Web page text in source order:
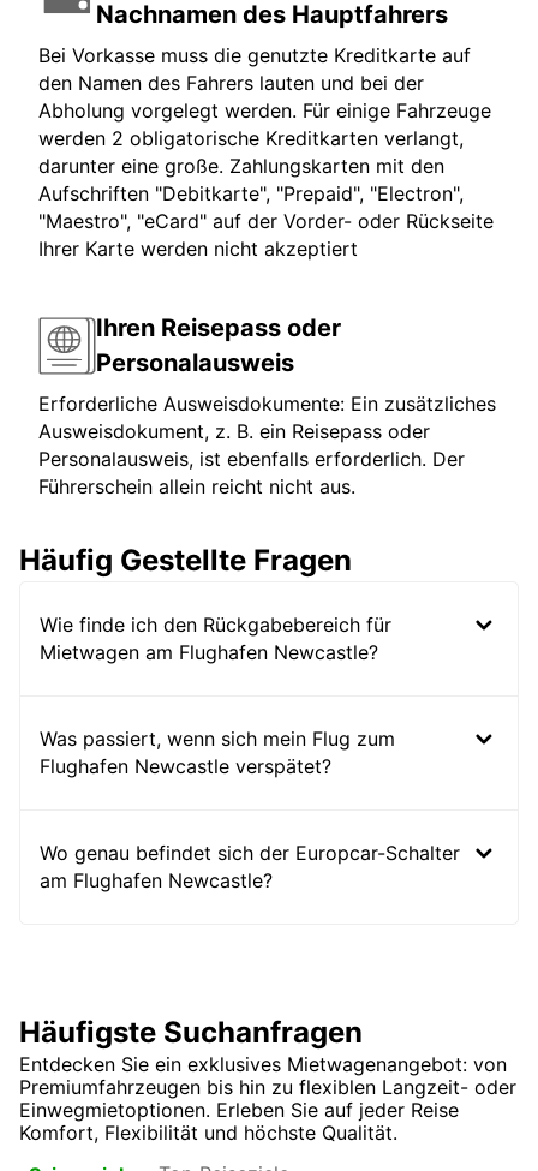
Nachnamen des Hauptfahrers
Bei Vorkasse muss die genutzte Kreditkarte auf
den Namen des Fahrers lauten und bei der
Abholung vorgelegt werden. Für einige Fahrzeuge
werden 2 obligatorische Kreditkarten verlangt,
darunter eine große. Zahlungskarten mit den
Aufschriften "Debitkarte", "Prepaid", "Electron",
"Maestro", "eCard" auf der Vorder- oder Rückseite
Ihrer Karte werden nicht akzeptiert
Ihren Reisepass oder
Personalausweis
Erforderliche Ausweisdokumente: Ein zusätzliches
Ausweisdokument, z. B. ein Reisepass oder
Personalausweis, ist ebenfalls erforderlich. Der
Führerschein allein reicht nicht aus.
Häufig Gestellte Fragen
Wie finde ich den Rückgabebereich für
Mietwagen am Flughafen Newcastle?
Was passiert, wenn sich mein Flug zum
Flughafen Newcastle verspätet?
Wo genau befindet sich der Europcar-Schalter
am Flughafen Newcastle?
Häufigste Suchanfragen
Entdecken Sie ein exklusives Mietwagenangebot: von
Premiumfahrzeugen bis hin zu flexiblen Langzeit- oder
Einwegmietoptionen. Erleben Sie auf jeder Reise
Komfort, Flexibilität und höchste Qualität.